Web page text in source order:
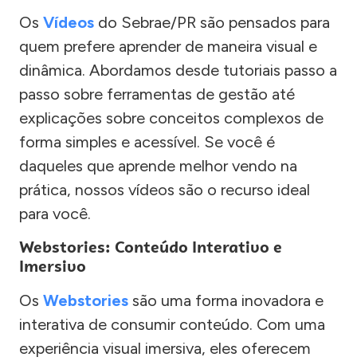
Os Vídeos do Sebrae/PR são pensados para
quem prefere aprender de maneira visual e
dinâmica. Abordamos desde tutoriais passo a
passo sobre ferramentas de gestão até
explicações sobre conceitos complexos de
forma simples e acessível. Se você é
daqueles que aprende melhor vendo na
prática, nossos vídeos são o recurso ideal
para você.
Webstories: Conteúdo Interativo e
Imersivo
Os Webstories são uma forma inovadora e
interativa de consumir conteúdo. Com uma
experiência visual imersiva, eles oferecem